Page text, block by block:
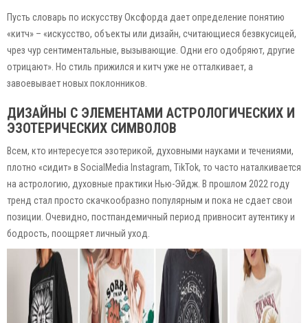
Пусть словарь по искусству Оксфорда дает определение понятию
«китч» – «искусство, объекты или дизайн, считающиеся безвкусицей,
чрез чур сентиментальные, вызывающие. Одни его одобряют, другие
отрицают». Но стиль прижился и китч уже не отталкивает, а
завоевывает новых поклонников.
ДИЗАЙНЫ С ЭЛЕМЕНТАМИ АСТРОЛОГИЧЕСКИХ И
ЭЗОТЕРИЧЕСКИХ СИМВОЛОВ
Всем, кто интересуется эзотерикой, духовными науками и течениями,
плотно «сидит» в SocialMedia Instagram, TikTok, то часто наталкивается
на астрологию, духовные практики Нью-Эйдж. В прошлом 2022 году
тренд стал просто скачкообразно популярным и пока не сдает свои
позиции. Очевидно, постпандемичный период привносит аутентику и
бодрость, поощряет личный уход.